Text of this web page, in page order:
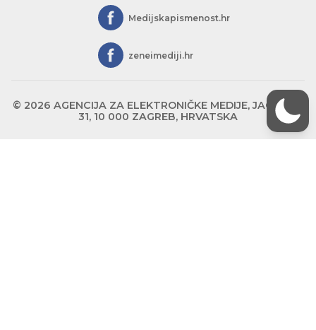
Medijskapismenost.hr
zeneimediji.hr
© 2026 AGENCIJA ZA ELEKTRONIČKE MEDIJE, JAGIĆEVA
31, 10 000 ZAGREB, HRVATSKA